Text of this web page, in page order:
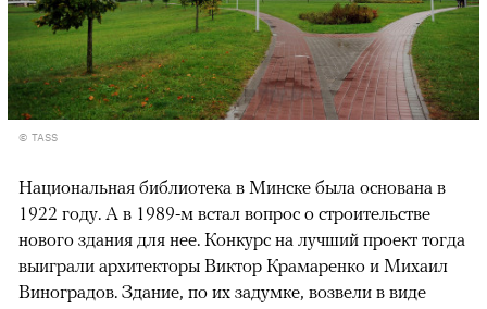
© TASS
Национальная библиотека в Минске была основана в
1922 году. А в 1989-м встал вопрос о строительстве
нового здания для нее. Конкурс на лучший проект тогда
выиграли архитекторы Виктор Крамаренко и Михаил
Виноградов. Здание, по их задумке, возвели в виде